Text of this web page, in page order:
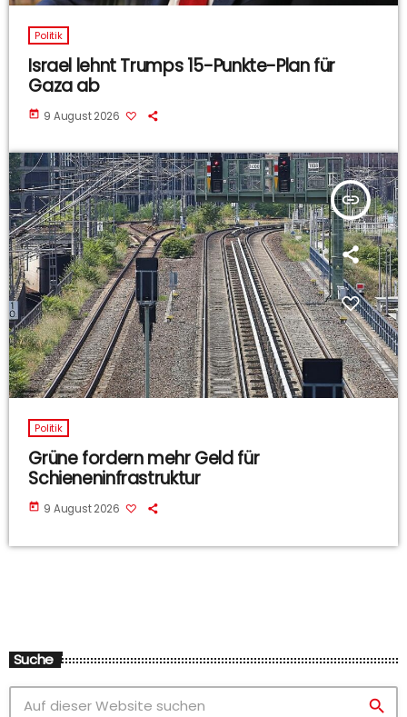
Politik
Israel lehnt Trumps 15-Punkte-Plan für
Gaza ab
today 9 August 2026
insert_link
Politik
Grüne fordern mehr Geld für
Schieneninfrastruktur
today 9 August 2026
Suche
search